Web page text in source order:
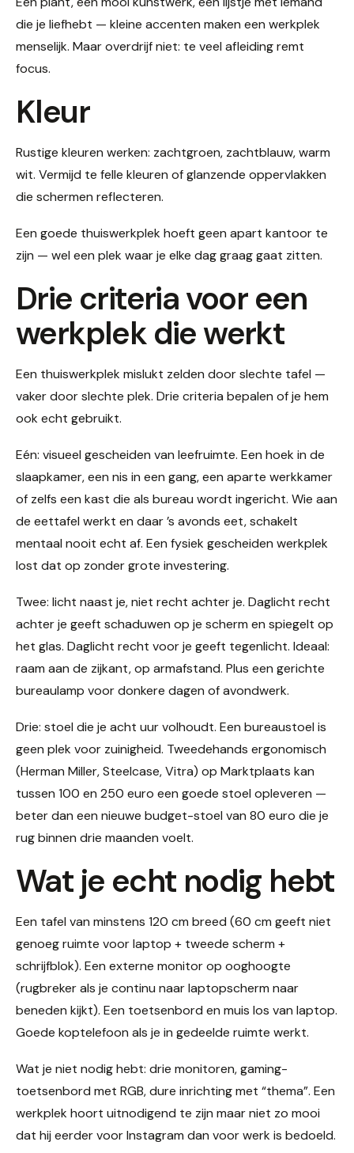
die je liefhebt — kleine accenten maken een werkplek
menselijk. Maar overdrijf niet: te veel afleiding remt
focus.
Kleur
Rustige kleuren werken: zachtgroen, zachtblauw, warm
wit. Vermijd te felle kleuren of glanzende oppervlakken
die schermen reflecteren.
Een goede thuiswerkplek hoeft geen apart kantoor te
zijn — wel een plek waar je elke dag graag gaat zitten.
Drie criteria voor een
werkplek die werkt
Een thuiswerkplek mislukt zelden door slechte tafel —
vaker door slechte plek. Drie criteria bepalen of je hem
ook echt gebruikt.
Eén: visueel gescheiden van leefruimte. Een hoek in de
slaapkamer, een nis in een gang, een aparte werkkamer
of zelfs een kast die als bureau wordt ingericht. Wie aan
de eettafel werkt en daar ’s avonds eet, schakelt
mentaal nooit echt af. Een fysiek gescheiden werkplek
lost dat op zonder grote investering.
Twee: licht naast je, niet recht achter je. Daglicht recht
achter je geeft schaduwen op je scherm en spiegelt op
het glas. Daglicht recht voor je geeft tegenlicht. Ideaal:
raam aan de zijkant, op armafstand. Plus een gerichte
bureaulamp voor donkere dagen of avondwerk.
Drie: stoel die je acht uur volhoudt. Een bureaustoel is
geen plek voor zuinigheid. Tweedehands ergonomisch
(Herman Miller, Steelcase, Vitra) op Marktplaats kan
tussen 100 en 250 euro een goede stoel opleveren —
beter dan een nieuwe budget-stoel van 80 euro die je
rug binnen drie maanden voelt.
Wat je echt nodig hebt
Een tafel van minstens 120 cm breed (60 cm geeft niet
genoeg ruimte voor laptop + tweede scherm +
schrijfblok). Een externe monitor op ooghoogte
(rugbreker als je continu naar laptopscherm naar
beneden kijkt). Een toetsenbord en muis los van laptop.
Goede koptelefoon als je in gedeelde ruimte werkt.
Wat je niet nodig hebt: drie monitoren, gaming-
toetsenbord met RGB, dure inrichting met “thema”. Een
werkplek hoort uitnodigend te zijn maar niet zo mooi
dat hij eerder voor Instagram dan voor werk is bedoeld.